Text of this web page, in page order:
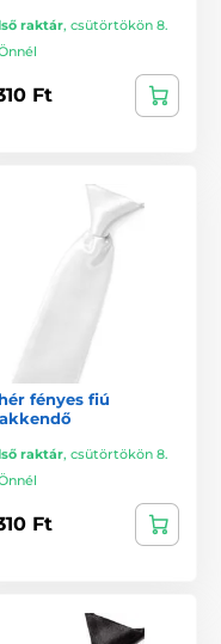
raktár, csütörtökön 8.
Ft
fényes fiú
raktár, csütörtökön 8.
Ft